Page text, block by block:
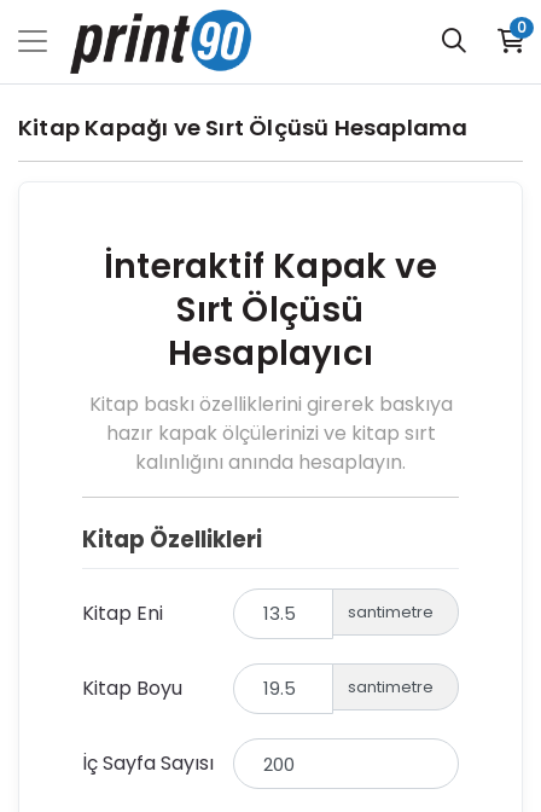
0
Kitap Kapağı ve Sırt Ölçüsü Hesaplama
İnteraktif Kapak ve
Sırt Ölçüsü
Hesaplayıcı
Kitap baskı özelliklerini girerek baskıya
hazır kapak ölçülerinizi ve kitap sırt
kalınlığını anında hesaplayın.
Kitap Özellikleri
Kitap Eni santimetre
Kitap Boyu santimetre
İç Sayfa Sayısı